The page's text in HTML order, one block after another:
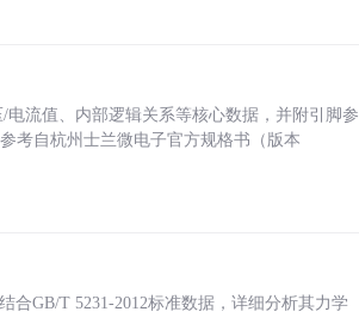
流值、内部逻辑关系等核心数据，并附引脚参
考自杭州士兰微电子官方规格书（版本
合GB/T 5231-2012标准数据，详细分析其力学